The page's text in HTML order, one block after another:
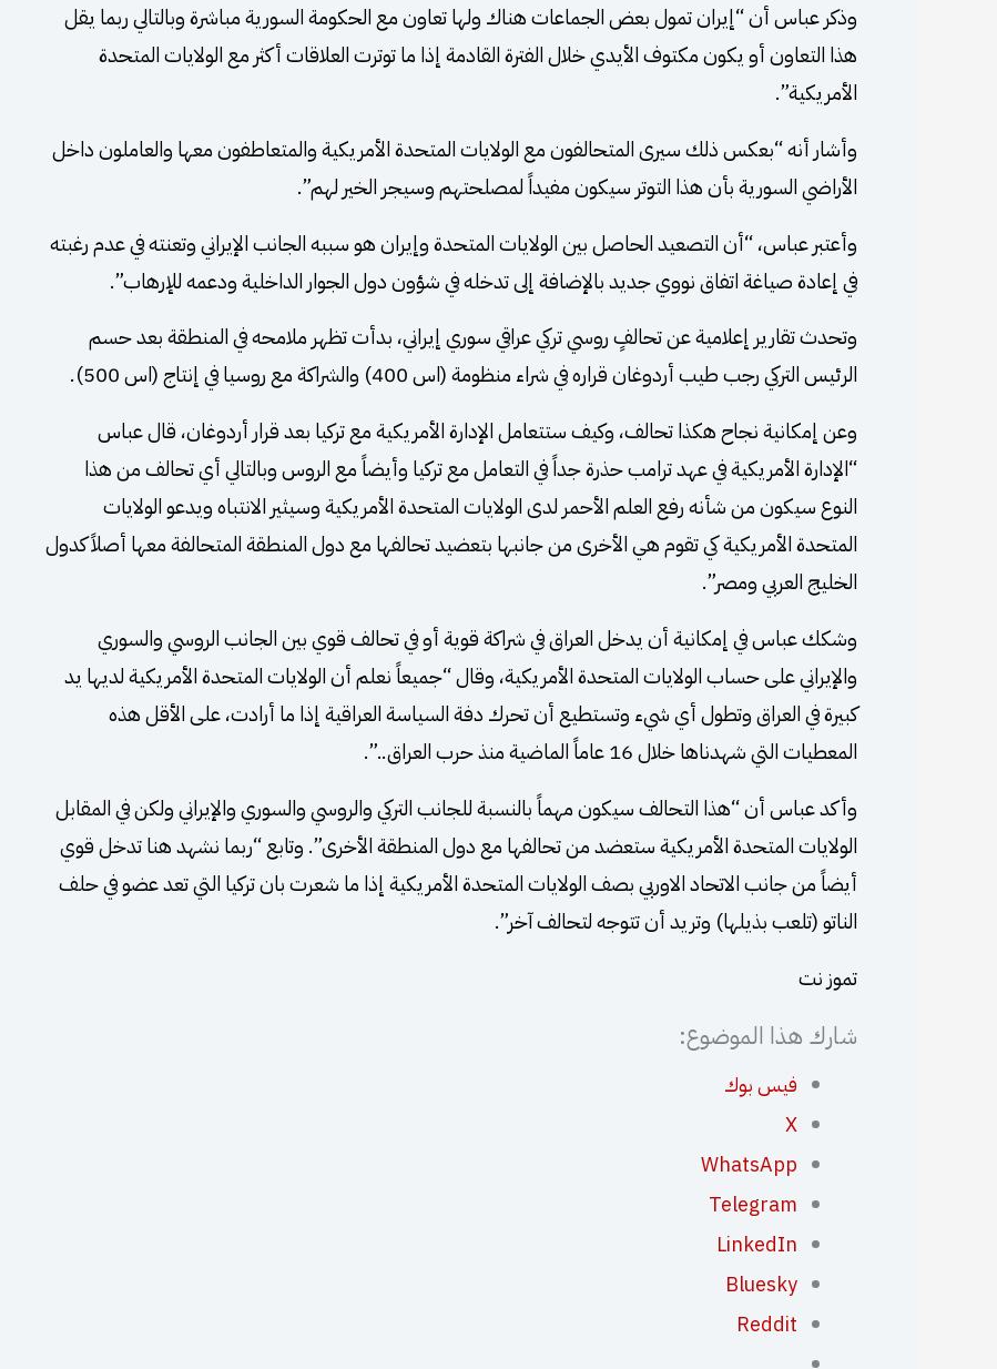
وذكر عباس أن “إيران تمول بعض الجماعات هناك ولها تعاون مع الحكومة السورية مباشرة وبالتالي ربما يقل
هذا التعاون أو يكون مكتوف الأيدي خلال الفترة القادمة إذا ما توترت العلاقات أكثر مع الولايات المتحدة
الأمريكية”.
وأشار أنه “بعكس ذلك سيرى المتحالفون مع الولايات المتحدة الأمريكية والمتعاطفون معها والعاملون داخل
الأراضي السورية بأن هذا التوتر سيكون مفيداً لمصلحتهم وسيجر الخير لهم”.
وأعتبر عباس، “أن التصعيد الحاصل بين الولايات المتحدة وإيران هو سببه الجانب الإيراني وتعنته في عدم رغبته
في إعادة صياغة اتفاق نووي جديد بالإضافة إلى تدخله في شؤون دول الجوار الداخلية ودعمه للإرهاب”.
وتحدث تقارير إعلامية عن تحالفٍ روسي تركي عراقي سوري إيراني، بدأت تظهر ملامحه في المنطقة بعد حسم
الرئيس التركي رجب طيب أردوغان قراره في شراء منظومة (اس 400) والشراكة مع روسيا في إنتاج (اس 500).
وعن إمكانية نجاح هكذا تحالف، وكيف ستتعامل الإدارة الأمريكية مع تركيا بعد قرار أردوغان، قال عباس
“الإدارة الأمريكية في عهد ترامب حذرة جداً في التعامل مع تركيا وأيضاً مع الروس وبالتالي أي تحالف من هذا
النوع سيكون من شأنه رفع العلم الأحمر لدى الولايات المتحدة الأمريكية وسيثير الانتباه ويدعو الولايات
المتحدة الأمريكية كي تقوم هي الأخرى من جانبها بتعضيد تحالفها مع دول المنطقة المتحالفة معها أصلاً كدول
الخليج العربي ومصر”.
وشكك عباس في إمكانية أن يدخل العراق في شراكة قوية أو في تحالف قوي بين الجانب الروسي والسوري
والإيراني على حساب الولايات المتحدة الأمريكية، وقال “جميعاً نعلم أن الولايات المتحدة الأمريكية لديها يد
كبيرة في العراق وتطول أي شيء وتستطيع أن تحرك دفة السياسة العراقية إذا ما أرادت، على الأقل هذه
المعطيات التي شهدناها خلال 16 عاماً الماضية منذ حرب العراق..”.
وأكد عباس أن “هذا التحالف سيكون مهماً بالنسبة للجانب التركي والروسي والسوري والإيراني ولكن في المقابل
الولايات المتحدة الأمريكية ستعضد من تحالفها مع دول المنطقة الأخرى”. وتابع “ربما نشهد هنا تدخل قوي
أيضاً من جانب الاتحاد الاوربي بصف الولايات المتحدة الأمريكية إذا ما شعرت بان تركيا التي تعد عضو في حلف
الناتو (تلعب بذيلها) وتريد أن تتوجه لتحالف آخر”.
تموز نت
شارك هذا الموضوع:
فيس بوك
X
WhatsApp
Telegram
LinkedIn
Bluesky
Reddit